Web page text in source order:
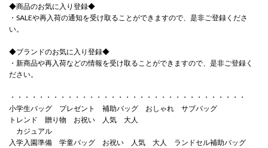
◆商品のお気に入り登録◆
・SALEや再入荷の通知を受け取ることができますので、是非ご登録くださ
い。
◆ブランドのお気に入り登録◆
・新商品や再入荷などの情報を受け取ることができますので、是非ご登録く
ださい。
・・・・・・・・・・・・・・・・・・・・・・・・・・・・・・・・・
小学生バッグ プレゼント 補助バッグ おしゃれ サブバッグ
トレンド 贈り物 お祝い 人気 大人
カジュアル
入学入園準備 学童バッグ お祝い 人気 大人 ランドセル補助バッグ